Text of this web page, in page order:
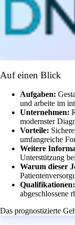
Auf einen Blick
Aufgaben:
und arbeite im
Unternehmen:
modernster
Vorteile:
umfangreiche
Weitere
Unterstützung
Warum dieser
Qualifikationen:
abgeschlossene
Das prognostizierte